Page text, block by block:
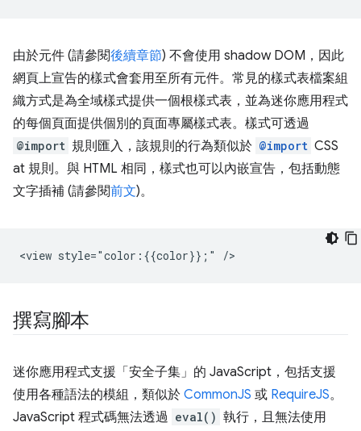
由於元件 (請參閱後續章節) 不會使用 shadow DOM，因此
網頁上宣告的樣式會套用至所有元件。常見的樣式表檔案組
織方式是為全域樣式提供一個根樣式表，並為迷你應用程式
的每個頁面提供個別的頁面專屬樣式表。樣式可透過
@import 規則匯入，該規則的行為類似於 @import CSS
at 規則。與 HTML 相同，樣式也可以內嵌宣告，包括動態
文字插補 (請參閱前文)。
撰寫腳本
迷你應用程式支援「安全子集」的 JavaScript，包括支援
使用各種語法的模組，類似於 CommonJS 或 RequireJS。
JavaScript 程式碼無法透過 eval() 執行，且無法使用